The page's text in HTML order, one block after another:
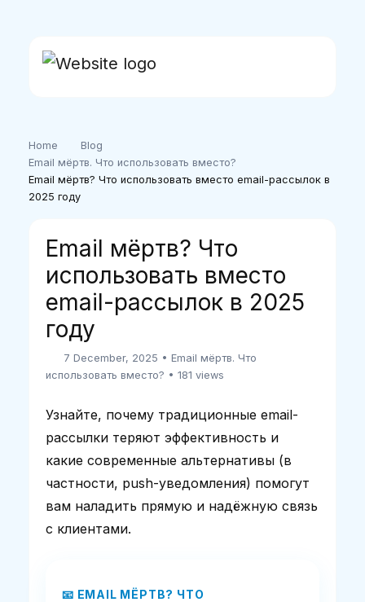
Home
Blog
Email мёртв. Что использовать вместо?
Email мёртв? Что использовать вместо email-рассылок в
2025 году
Email мёртв? Что
использовать вместо
email-рассылок в 2025
году
7 December, 2025 • Email мёртв. Что
использовать вместо? • 181 views
Узнайте, почему традиционные email-
рассылки теряют эффективность и
какие современные альтернативы (в
частности, push-уведомления) помогут
вам наладить прямую и надёжную связь
с клиентами.
📧 EMAIL МЁРТВ? ЧТО